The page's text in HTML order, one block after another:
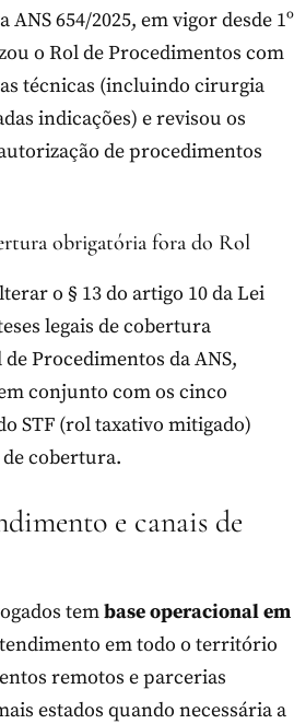
654/2025, em vigor desde 1º
o Rol de Procedimentos com
técnicas (incluindo cirurgia
indicações) e revisou os
de procedimentos
obrigatória fora do Rol
o § 13 do artigo 10 da Lei
legais de cobertura
Procedimentos da ANS,
conjunto com os cinco
STF (rol taxativo mitigado)
cobertura.
e canais de
tembase operacional em
em todo o território
remotos e parcerias
estados quando necessária a